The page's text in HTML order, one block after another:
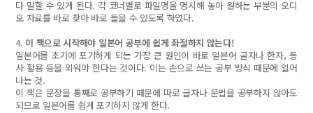
다 말할 수 있게 된다. 각 코너별로 파일명을 명시해 놓아 원하는 부분의 오디
오 자료를 바로 찾아 바로 들을 수 있도록 하였다.
4. 이 책으로 시작해야 일본어 공부에 쉽게 좌절하지 않는다!
일본어를 초기에 포기하게 되는 가장 큰 원인이 바로 일본어 글자나 한자, 동
사 활용 등을 외워야 한다는 것이다. 이는 손으로 쓰는 공부 방식 때문에 일어
나는 것.
이 책은 문장을 통째로 공부하기 때문에 따로 글자나 문법을 공부하지 않아도
되므로 일본어를 쉽게 포기하지 않게 한다.